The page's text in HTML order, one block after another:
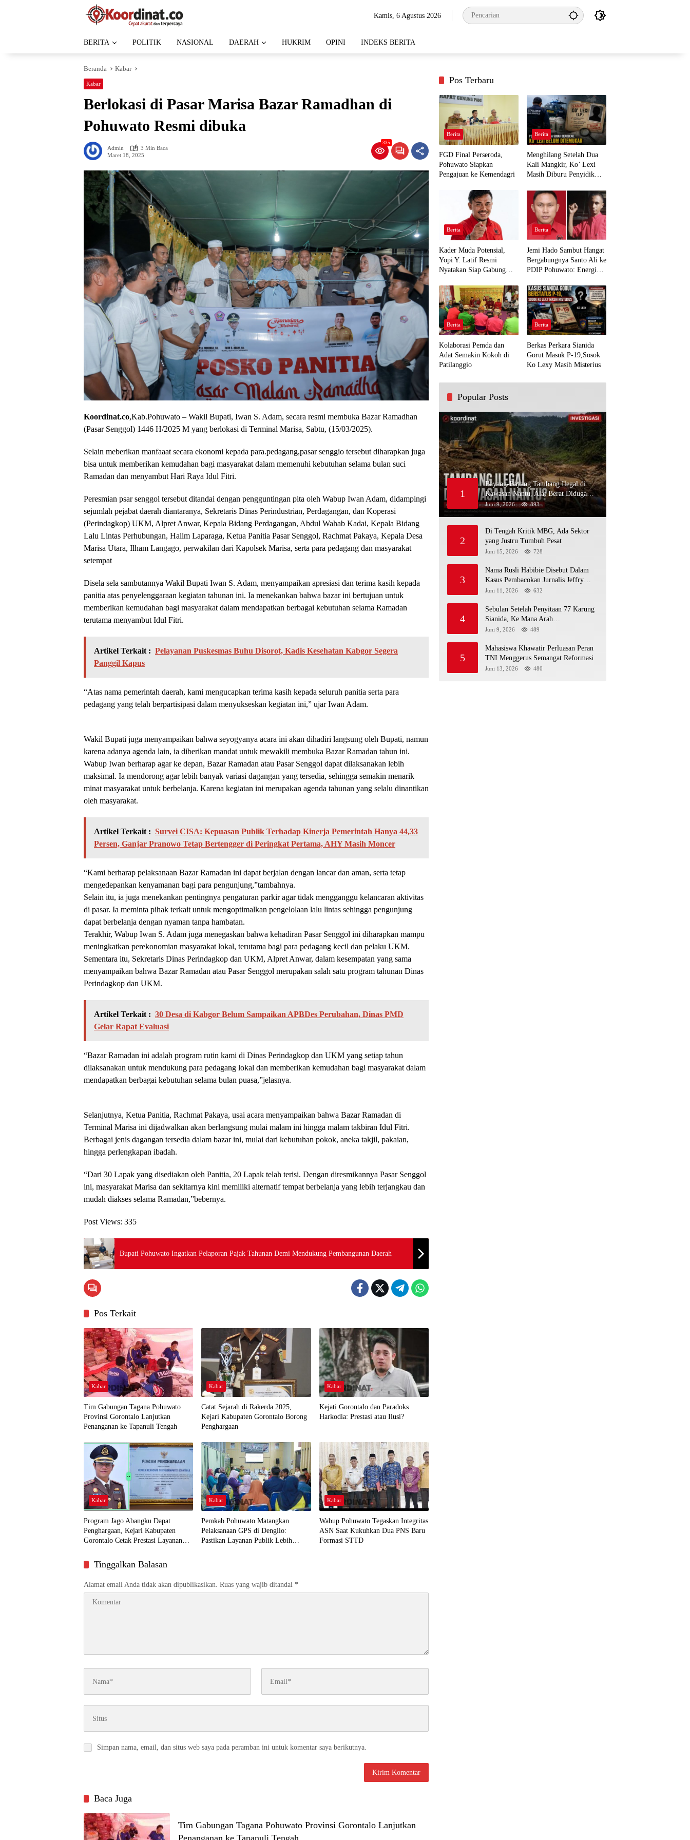
Kamis, 6 Agustus 2026
BERITA POLITIK NASIONAL DAERAH HUKRIM OPINI INDEKS BERITA
Beranda Kabar
Kabar
Berlokasi di Pasar Marisa Bazar Ramadhan di
Pohuwato Resmi dibuka
Admin
3 Min Baca
Maret 18, 2025
335
Koordinat.co,Kab.Pohuwato – Wakil Bupati, Iwan S. Adam, secara resmi membuka Bazar Ramadhan
(Pasar Senggol) 1446 H/2025 M yang berlokasi di Terminal Marisa, Sabtu, (15/03/2025).
Selain meberikan manfaaat secara ekonomi kepada para.pedagang,pasar senggio tersebut diharapkan juga
bisa untuk memberikan kemudahan bagi masyarakat dalam memenuhi kebutuhan selama bulan suci
Ramadan dan menyambut Hari Raya Idul Fitri.
Peresmian psar senggol tersebut ditandai dengan pengguntingan pita oleh Wabup Iwan Adam, didampingi
sejumlah pejabat daerah diantaranya, Sekretaris Dinas Perindustrian, Perdagangan, dan Koperasi
(Perindagkop) UKM, Alpret Anwar, Kepala Bidang Perdagangan, Abdul Wahab Kadai, Kepala Bidang
Lalu Lintas Perhubungan, Halim Laparaga, Ketua Panitia Pasar Senggol, Rachmat Pakaya, Kepala Desa
Marisa Utara, Ilham Langago, perwakilan dari Kapolsek Marisa, serta para pedagang dan masyarakat
setempat
Disela sela sambutannya Wakil Bupati Iwan S. Adam, menyampaikan apresiasi dan terima kasih kepada
panitia atas penyelenggaraan kegiatan tahunan ini. Ia menekankan bahwa bazar ini bertujuan untuk
memberikan kemudahan bagi masyarakat dalam mendapatkan berbagai kebutuhan selama Ramadan
terutama menyambut Idul Fitri.
Artikel Terkait : Pelayanan Puskesmas Buhu Disorot, Kadis Kesehatan Kabgor Segera
Panggil Kapus
“Atas nama pemerintah daerah, kami mengucapkan terima kasih kepada seluruh panitia serta para
pedagang yang telah berpartisipasi dalam menyukseskan kegiatan ini,” ujar Iwan Adam.
Wakil Bupati juga menyampaikan bahwa seyogyanya acara ini akan dihadiri langsung oleh Bupati, namun
karena adanya agenda lain, ia diberikan mandat untuk mewakili membuka Bazar Ramadan tahun ini.
Wabup Iwan berharap agar ke depan, Bazar Ramadan atau Pasar Senggol dapat dilaksanakan lebih
maksimal. Ia mendorong agar lebih banyak variasi dagangan yang tersedia, sehingga semakin menarik
minat masyarakat untuk berbelanja. Karena kegiatan ini merupakan agenda tahunan yang selalu dinantikan
oleh masyarakat.
Artikel Terkait : Survei CISA: Kepuasan Publik Terhadap Kinerja Pemerintah Hanya 44,33
Persen, Ganjar Pranowo Tetap Bertengger di Peringkat Pertama, AHY Masih Moncer
“Kami berharap pelaksanaan Bazar Ramadan ini dapat berjalan dengan lancar dan aman, serta tetap
mengedepankan kenyamanan bagi para pengunjung,”tambahnya.
Selain itu, ia juga menekankan pentingnya pengaturan parkir agar tidak mengganggu kelancaran aktivitas
di pasar. Ia meminta pihak terkait untuk mengoptimalkan pengelolaan lalu lintas sehingga pengunjung
dapat berbelanja dengan nyaman tanpa hambatan.
Terakhir, Wabup Iwan S. Adam juga menegaskan bahwa kehadiran Pasar Senggol ini diharapkan mampu
meningkatkan perekonomian masyarakat lokal, terutama bagi para pedagang kecil dan pelaku UKM.
Sementara itu, Sekretaris Dinas Perindagkop dan UKM, Alpret Anwar, dalam kesempatan yang sama
menyampaikan bahwa Bazar Ramadan atau Pasar Senggol merupakan salah satu program tahunan Dinas
Perindagkop dan UKM.
Artikel Terkait : 30 Desa di Kabgor Belum Sampaikan APBDes Perubahan, Dinas PMD
Gelar Rapat Evaluasi
“Bazar Ramadan ini adalah program rutin kami di Dinas Perindagkop dan UKM yang setiap tahun
dilaksanakan untuk mendukung para pedagang lokal dan memberikan kemudahan bagi masyarakat dalam
mendapatkan berbagai kebutuhan selama bulan puasa,”jelasnya.
Selanjutnya, Ketua Panitia, Rachmat Pakaya, usai acara menyampaikan bahwa Bazar Ramadan di
Terminal Marisa ini dijadwalkan akan berlangsung mulai malam ini hingga malam takbiran Idul Fitri.
Berbagai jenis dagangan tersedia dalam bazar ini, mulai dari kebutuhan pokok, aneka takjil, pakaian,
hingga perlengkapan ibadah.
“Dari 30 Lapak yang disediakan oleh Panitia, 20 Lapak telah terisi. Dengan diresmikannya Pasar Senggol
ini, masyarakat Marisa dan sekitarnya kini memiliki alternatif tempat berbelanja yang lebih terjangkau dan
mudah diakses selama Ramadan,”bebernya.
Post Views: 335
Bupati Pohuwato Ingatkan Pelaporan Pajak Tahunan Demi Mendukung Pembangunan Daerah
Pos Terkait
Kabar
Tim Gabungan Tagana Pohuwato
Provinsi Gorontalo Lanjutkan
Penanganan ke Tapanuli Tengah
Kabar
Catat Sejarah di Rakerda 2025,
Kejari Kabupaten Gorontalo Borong
Penghargaan
Kabar
Kejati Gorontalo dan Paradoks
Harkodia: Prestasi atau Ilusi?
Kabar
Program Jago Abangku Dapat
Penghargaan, Kejari Kabupaten
Gorontalo Cetak Prestasi Layanan
Kabar
Pemkab Pohuwato Matangkan
Pelaksanaan GPS di Dengilo:
Pastikan Layanan Publik Lebih
Kabar
Wabup Pohuwato Tegaskan Integritas
ASN Saat Kukuhkan Dua PNS Baru
Formasi STTD
Tinggalkan Balasan
Alamat email Anda tidak akan dipublikasikan. Ruas yang wajib ditandai *
Simpan nama, email, dan situs web saya pada peramban ini untuk komentar saya berikutnya.
Baca Juga
Tim Gabungan Tagana Pohuwato Provinsi Gorontalo Lanjutkan
Pos Terbaru
Berita
FGD Final Perseroda,
Pohuwato Siapkan
Pengajuan ke Kemendagri
Berita
Menghilang Setelah Dua
Kali Mangkir, Ko’ Lexi
Masih Diburu Penyidik
Berita
Kader Muda Potensial,
Yopi Y. Latif Resmi
Nyatakan Siap Gabung
Demi Kawal Aspirasi Bumi
Panua
Berita
Jemi Hado Sambut Hangat
Bergabungnya Santo Ali ke
PDIP Pohuwato: Energi
Rakyat
Berita
Kolaborasi Pemda dan
Adat Semakin Kokoh di
Patilanggio
Berita
Berkas Perkara Sianida
Gorut Masuk P-19,Sosok
Ko Lexy Masih Misterius
Popular Posts
1
Bayang-Bayang Tambang Ilegal di
Kawasan Nantu, Alat Berat Diduga
Kembali Menembus Hutan Sapa
Juni 9, 2026 893
2
Di Tengah Kritik MBG, Ada Sektor
yang Justru Tumbuh Pesat
Juni 15, 2026 728
3
Nama Rusli Habibie Disebut Dalam
Kasus Pembacokan Jurnalis Jeffry
Rumampuk
Juni 11, 2026 632
4
Sebulan Setelah Penyitaan 77 Karung
Sianida, Ke Mana Arah
Penyidikannya?
Juni 9, 2026 489
5
Mahasiswa Khawatir Perluasan Peran
TNI Menggerus Semangat Reformasi
Juni 13, 2026 480